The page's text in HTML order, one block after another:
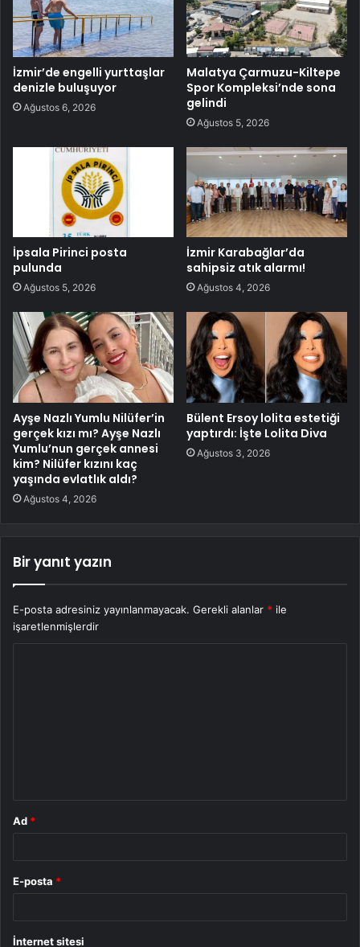
İzmir’de engelli yurttaşlar
denizle buluşuyor
Ağustos 6, 2026
Malatya Çarmuzu-Kiltepe
Spor Kompleksi’nde sona
gelindi
Ağustos 5, 2026
İpsala Pirinci posta
pulunda
Ağustos 5, 2026
İzmir Karabağlar’da
sahipsiz atık alarmı!
Ağustos 4, 2026
Ayşe Nazlı Yumlu Nilüfer’in
gerçek kızı mı? Ayşe Nazlı
Yumlu’nun gerçek annesi
kim? Nilüfer kızını kaç
yaşında evlatlık aldı?
Ağustos 4, 2026
Bülent Ersoy lolita estetiği
yaptırdı: İşte Lolita Diva
Ağustos 3, 2026
Bir yanıt yazın
E-posta adresiniz yayınlanmayacak. Gerekli alanlar * ile
işaretlenmişlerdir
Ad *
E-posta *
İnternet sitesi